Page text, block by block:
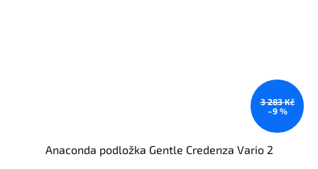
3 283 Kč
–9 %
Anaconda podložka Gentle Credenza Vario 2